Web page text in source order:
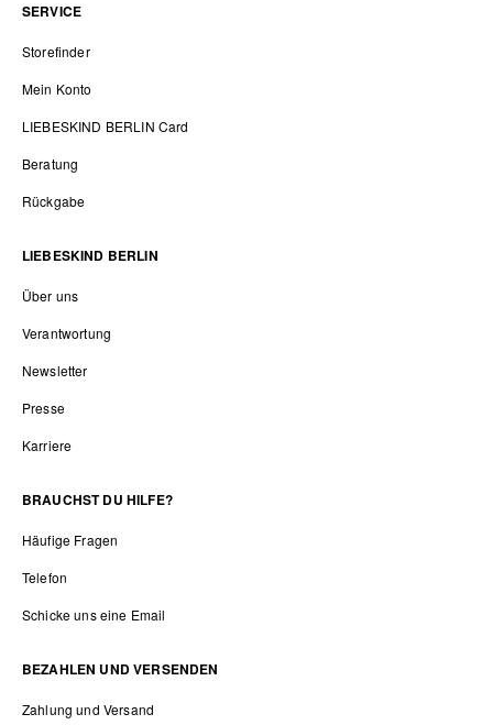
SERVICE
Storefinder
Mein Konto
LIEBESKIND BERLIN Card
Beratung
Rückgabe
LIEBESKIND BERLIN
Über uns
Verantwortung
Newsletter
Presse
Karriere
BRAUCHST DU HILFE?
Häufige Fragen
Telefon
Schicke uns eine Email
BEZAHLEN UND VERSENDEN
Zahlung und Versand